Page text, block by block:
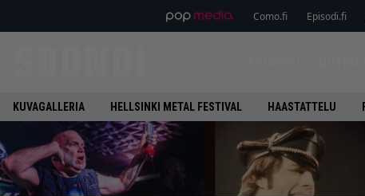
Como.fi Episodi.fi
KUVAGALLERIA HELLSINKI METAL FESTIVAL HAASTATTELU